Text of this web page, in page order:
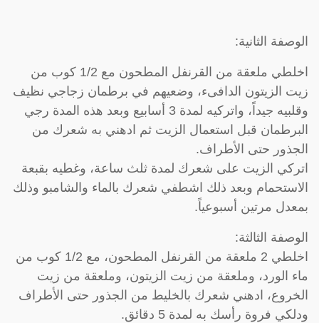
الوصفة الثانية:
اخلطي ملعقة من القرنفل المطحون مع 1/2 كوب من
زيت الزيتون الدافىء، وضعيهم في برطمان زجاجي نظيف
وقلبيه جيداً، واتركيه لمدة 3 أسابيع وبعد هذه المدة رجي
البرطمان قبل استعمال الزيت ثم ادهني به شعرك من
الجذور حتى الأطراف.
اتركي الزيت على شعرك لمدة ثلث ساعة، وغطيه بقبعة
الاستحمام وبعد ذلك اشطفي شعرك بالماء والشامبو وذلك
بمعدل مرتين أسبوعياً.
الوصفة الثالثة:
اخلطي 2 ملعقة من القرنفل المطحون، مع 1/2 كوب من
ماء الورد، وملعقة من زيت الزيتون، وملعقة من زيت
الخروع، ادهني شعرك بالخليط من الجذور حتى الأطراف
ودلكي فروة رأسك به لمدة 5 دقائق.